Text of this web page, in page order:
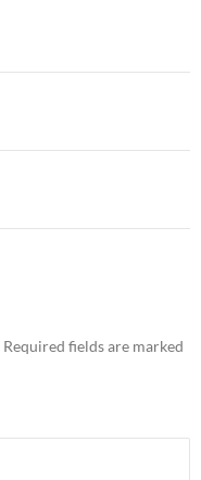
Required fields are marked